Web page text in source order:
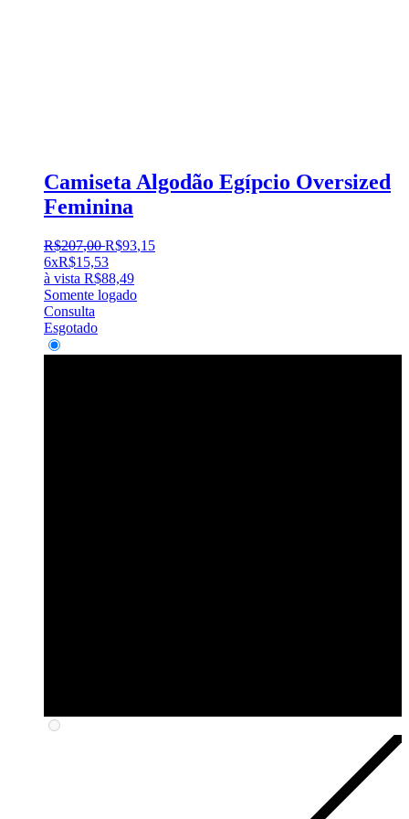
Camiseta Algodão Egípcio Oversized
Feminina
R$207,00 R$93,15
6xR$15,53
à vista R$88,49
Somente logado
Consulta
Esgotado